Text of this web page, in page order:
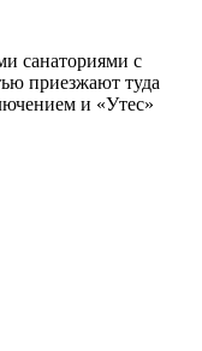
санаториями с
приезжают туда
и «Утес»